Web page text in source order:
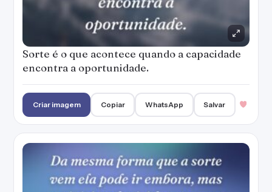
Sorte é o que acontece quando a capacidade
encontra a oportunidade.
Criar imagem Copiar WhatsApp Salvar